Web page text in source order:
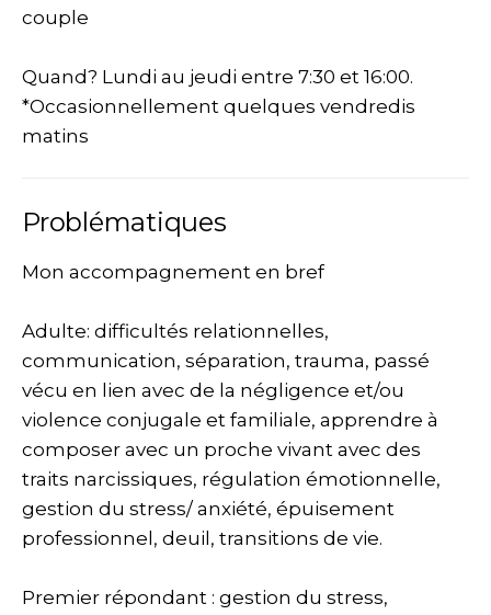
couple
Quand? Lundi au jeudi entre 7:30 et 16:00.
*Occasionnellement quelques vendredis
matins
Problématiques
Mon accompagnement en bref
Adulte: difficultés relationnelles,
communication, séparation, trauma, passé
vécu en lien avec de la négligence et/ou
violence conjugale et familiale, apprendre à
composer avec un proche vivant avec des
traits narcissiques, régulation émotionnelle,
gestion du stress/ anxiété, épuisement
professionnel, deuil, transitions de vie.
Premier répondant : gestion du stress,